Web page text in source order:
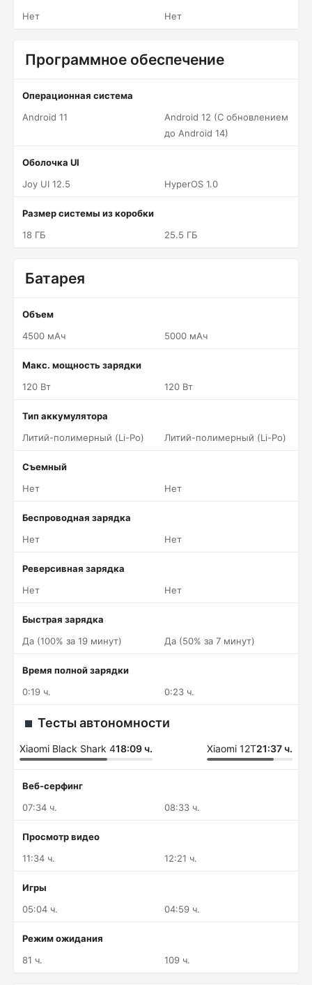
Нет Нет
Программное обеспечение
Операционная система
Android 11
Android 12 (С обновлением
до Android 14)
Оболочка UI
Joy UI 12.5
HyperOS 1.0
Размер системы из коробки
18 ГБ
25.5 ГБ
Батарея
Объем
4500 мАч
5000 мАч
Макс. мощность зарядки
120 Вт
120 Вт
Тип аккумулятора
Литий-полимерный (Li-Po)
Литий-полимерный (Li-Po)
Съемный
Нет
Нет
Беспроводная зарядка
Нет
Нет
Реверсивная зарядка
Нет
Нет
Быстрая зарядка
Да (100% за 19 минут)
Да (50% за 7 минут)
Время полной зарядки
0:19 ч.
0:23 ч.
Тесты автономности
Xiaomi Black Shark 418:09 ч. Xiaomi 12T21:37 ч.
Веб-серфинг
07:34 ч.
08:33 ч.
Просмотр видео
11:34 ч.
12:21 ч.
Игры
05:04 ч.
04:59 ч.
Режим ожидания
81 ч.
109 ч.